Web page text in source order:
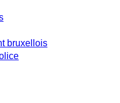
bruxellois